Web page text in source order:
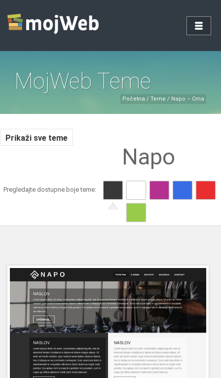
MojWeb Teme
Početna / Teme / Napo – Crna
Prikaži sve teme
Napo
Pregledajte dostupne boje teme: